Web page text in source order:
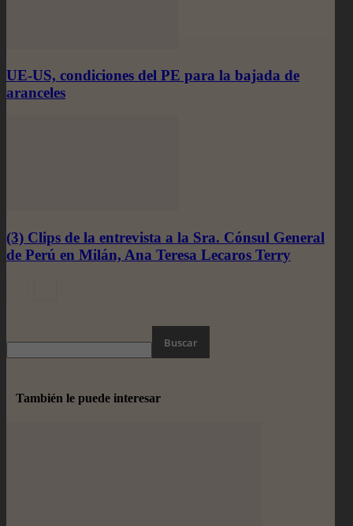
UE-US, condiciones del PE para la bajada de
aranceles
(3) Clips de la entrevista a la Sra. Cónsul General
de Perú en Milán, Ana Teresa Lecaros Terry
También le puede interesar